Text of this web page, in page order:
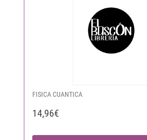
FISICA CUANTICA
14,96€